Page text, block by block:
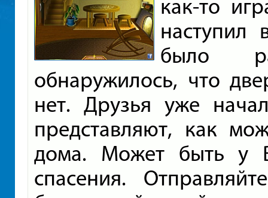
как-то
наступил
было
обнаружилось, что
нет. Друзья уже
представляют, как
дома. Может быть у
спасения.